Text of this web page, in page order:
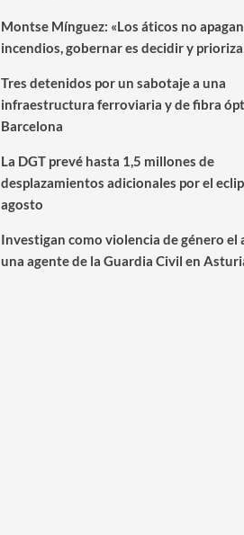
Montse Mínguez: «Los áticos no
incendios, gobernar es decidir y
Tres detenidos por un sabotaje a una
infraestructura ferroviaria y de fibra
Barcelona
La DGT prevé hasta 1,5 millones de
desplazamientos adicionales por el
agosto
Investigan como violencia de género el
una agente de la Guardia Civil en